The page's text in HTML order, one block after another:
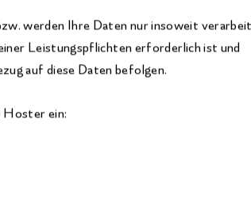
werden Ihre Daten nur insoweit
Leistungspflichten erforderlich ist und
auf diese Daten befolgen.
ein: